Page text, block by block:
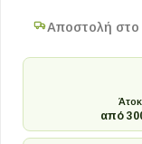
Αποστολή
από